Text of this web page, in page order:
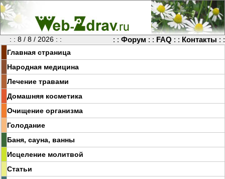
: : 8 / 8 / 2026 : : : : Форум : : FAQ : : Контакты : :
Главная страница
Народная медицина
Лечение травами
Домашняя косметика
Очищение организма
Голодание
Баня, сауна, ванны
Исцеление молитвой
Статьи